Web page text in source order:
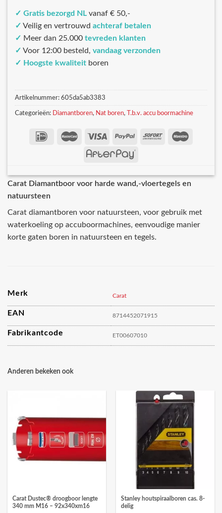
✓ Gratis bezorgd NL vanaf € 50,-
✓ Veilig en vertrouwd achteraf betalen
✓ Meer dan 25.000 tevreden klanten
✓ Voor 12:00 besteld, vandaag verzonden
✓ Hoogste kwaliteit boren
Artikelnummer: 605da5ab3383
Categorieën: Diamantboren, Nat boren, T.b.v. accu boormachine
Carat Diamantboor voor harde wand,-vloertegels en
natuursteen
Carat diamantboren voor natuursteen, voor gebruik met
waterkoeling op accuboormachines, eenvoudige manier
korte gaten boren in natuursteen en tegels.
Merk Carat
EAN 8714452071915
Fabrikantcode ET00607010
Anderen bekeken ook
Carat Dustec® droogboor lengte
340 mm M16 – 92x340xm16
Stanley houtspiraalboren cas. 8-
delig